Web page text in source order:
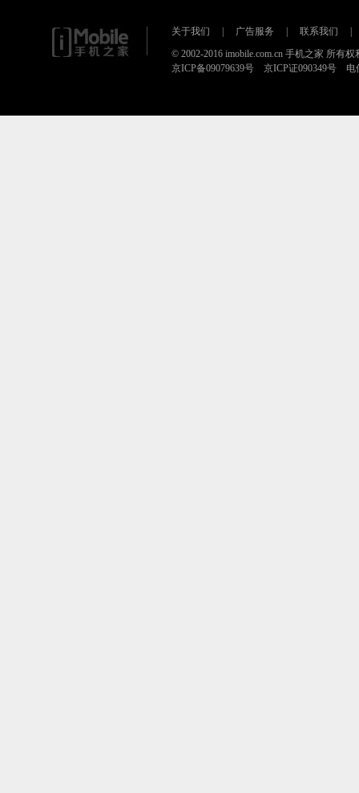
关于我们 广告服务 联系我们
© 2002-2016 imobile.com.cn 手机之家 所有权
京ICP备09079639号 京ICP证090349号 电